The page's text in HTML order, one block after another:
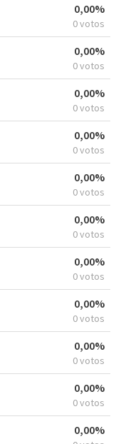
0,00%
0 votos
0,00%
0 votos
0,00%
0 votos
0,00%
0 votos
0,00%
0 votos
0,00%
0 votos
0,00%
0 votos
0,00%
0 votos
0,00%
0 votos
0,00%
0 votos
0,00%